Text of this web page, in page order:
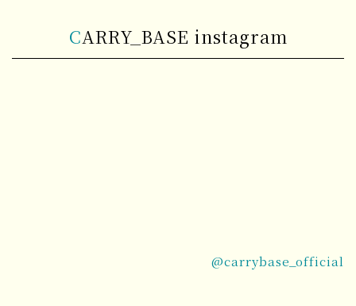
CARRY_BASE instagram
@carrybase_official